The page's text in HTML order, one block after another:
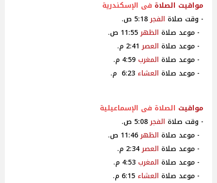
مواقيت الصلاة فى الإسكندرية
- وقت صلاة الفجر5:18 ص.
- موعد صلاة الظهر11:55 ص.
- موعد صلاة العصر2:41 م.
- موعد صلاة المغرب
- موعد صلاة العشاء
مواقيت الصلاة فى الإسماعيلية
- وقت صلاة الفجر5:08 ص.
- موعد صلاة الظهر11:46 ص.
- موعد صلاة العصر2:34 م.
- موعد صلاة المغرب
- موعد صلاة العشاء